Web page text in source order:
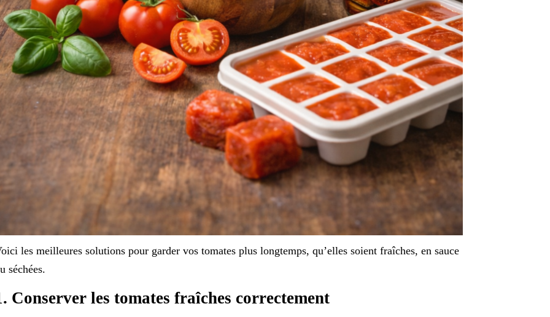
les meilleures solutions pour garder vos tomates plus longtemps, qu’elles soient fraîches, en sauce
séchées.
Conserver les tomates fraîches correctement